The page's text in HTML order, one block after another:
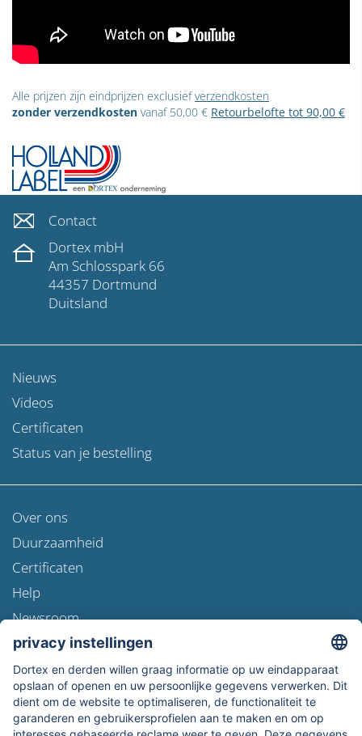
Alle prijzen zijn eindprijzen exclusiefverzendkosten
zonder verzendkosten vanaf 50,00 € Retourbelofte tot 90,00 €
Contact
Dortex mbH
Am Schlosspark 66
44357 Dortmund
Duitsland
Nieuws
Videos
Certificaten
Status van je bestelling
Over ons
Duurzaamheid
Certificaten
Help
Newsroom
Verzendinformatie
Gegevensbescherming
Algemene Voorwaarden